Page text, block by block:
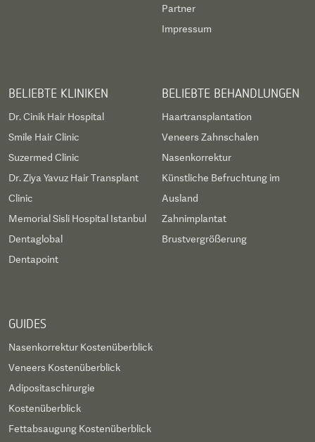
Partner
Impressum
BELIEBTE KLINIKEN
Dr. Cinik Hair Hospital
Smile Hair Clinic
Suzermed Clinic
Dr. Ziya Yavuz Hair Transplant
Clinic
Memorial Sisli Hospital Istanbul
Dentaglobal
Dentapoint
BELIEBTE BEHANDLUNGEN
Haartransplantation
Veneers Zahnschalen
Nasenkorrektur
Künstliche Befruchtung im
Ausland
Zahnimplantat
Brustvergrößerung
GUIDES
Nasenkorrektur Kostenüberblick
Veneers Kostenüberblick
Adipositaschirurgie
Kostenüberblick
Fettabsaugung Kostenüberblick